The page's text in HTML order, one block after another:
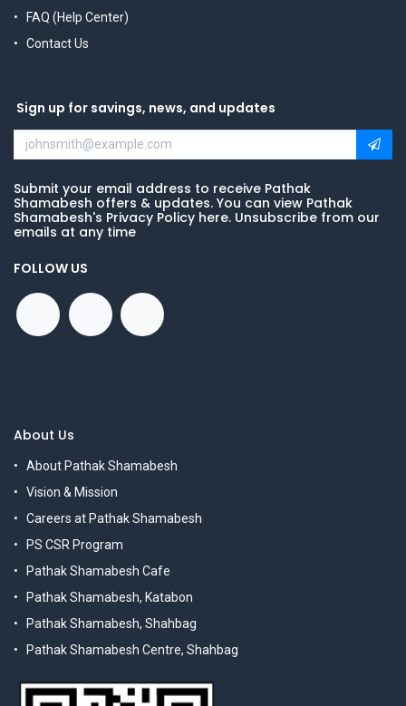
FAQ (Help Center)
Contact Us
Sign up for savings, news, and updates
Submit your email address to receive Pathak
Shamabesh offers & updates. You can view Pathak
Shamabesh's Privacy Policy here. Unsubscribe from our
emails at any time
FOLLOW US
About Us
About Pathak Shamabesh
Vision & Mission
Careers at Pathak Shamabesh
PS CSR Program
Pathak Shamabesh Cafe
Pathak Shamabesh, Katabon
Pathak Shamabesh, Shahbag
Pathak Shamabesh Centre, Shahbag